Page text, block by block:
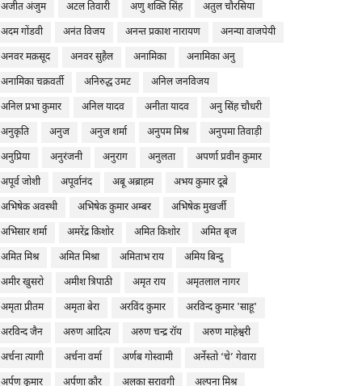
अजीत अंजुम
अटल तिवारी अणु शक्ति सिंह
अतुल चौरसिया
अदम गोंडवी
अनंत विजय अनन्त प्रकाश नारायण
अनन्या वाजपेयी
अनवर मक़सूद
अनवर सुहैल अनामिका
अनामिका अनु
अनामिका चक्रवर्ती
अनिरुद्ध उमट
अनिल जनविजय
अनिल प्रभा कुमार
अनिल यादव अनीता यादव
अनु सिंह चौधरी
अनुकृति
अनुज अनुज शर्मा अनुपम मिश्र
अनुपमा तिवाड़ी
अनुप्रिया
अनुरंजनी अनुराग अनुलता
अपर्णा प्रवीन कुमार
अपूर्व जोशी
अपूर्वानंद अबू अब्राहम
अभय कुमार दूबे
अभिषेक अवस्थी
अभिषेक कुमार अम्बर
अभिषेक मुखर्जी
अभिसार शर्मा
अमरेंद्र किशोर अमित किशोर
अमित बृज
अमित मिश्र
अमित मिश्रा अमिताभ राय
अमिय बिन्दु
अमीर खुसरो
अमीश त्रिपाठी अमृत राय
अमृतलाल नागर
अमृता प्रीतम
अमृता बेरा अरविंद कुमार
अरविन्द कुमार 'साहू'
अरविन्द जैन
अरुण आदित्य अरुण चन्द्र रॉय
अरुण माहेश्वरी
अर्चना त्यागी
अर्चना वर्मा अर्णब गोस्वामी
अर्नेस्तो ‘चे’ गेवारा
अर्पण कुमार
अर्पणा कौर अलका सरावगी अल्पना मिश्र